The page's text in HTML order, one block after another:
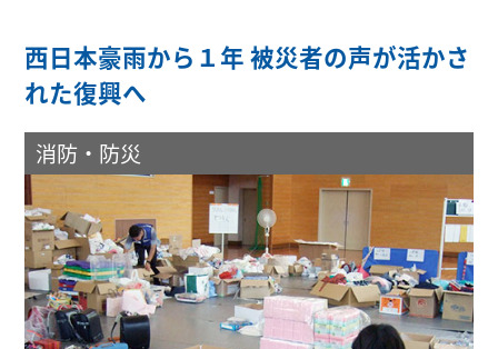
西日本豪雨から１年 被災者の声が活かさ
れた復興へ
消防・防災